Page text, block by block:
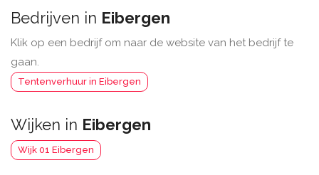
Bedrijven in Eibergen
Klik op een bedrijf om naar de website van het bedrijf te
gaan.
Tentenverhuur in Eibergen
Wijken in Eibergen
Wijk 01 Eibergen